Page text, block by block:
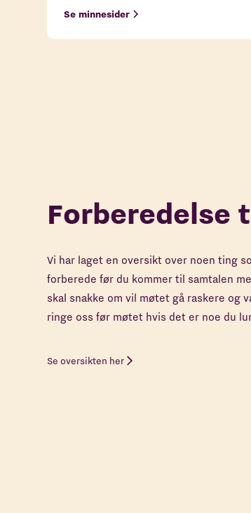
Se minnesider
Forberedelse
Vi har laget en oversikt over noen ting
forberede før du kommer til samtalen
skal snakke om vil møtet gå raskere og
ringe oss før møtet hvis det er noe du
Se oversikten her